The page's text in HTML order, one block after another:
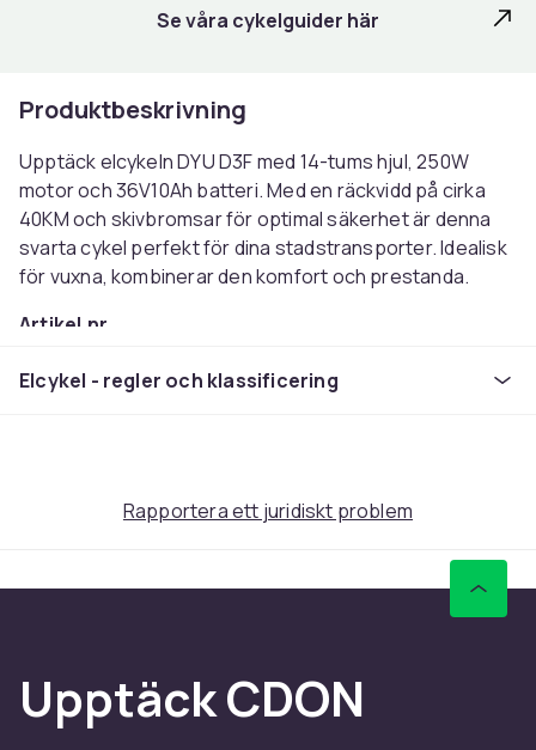
Se våra cykelguider här
Produktbeskrivning
Upptäck elcykeln DYU D3F med 14-tums hjul, 250W
motor och 36V10Ah batteri. Med en räckvidd på cirka
40KM och skivbromsar för optimal säkerhet är denna
svarta cykel perfekt för dina stadstransporter. Idealisk
för vuxna, kombinerar den komfort och prestanda.
Artikel.nr.
Produktsäkerhetsinformation
Elcykel - regler och klassificering
Rapportera ett juridiskt problem
Upptäck CDON